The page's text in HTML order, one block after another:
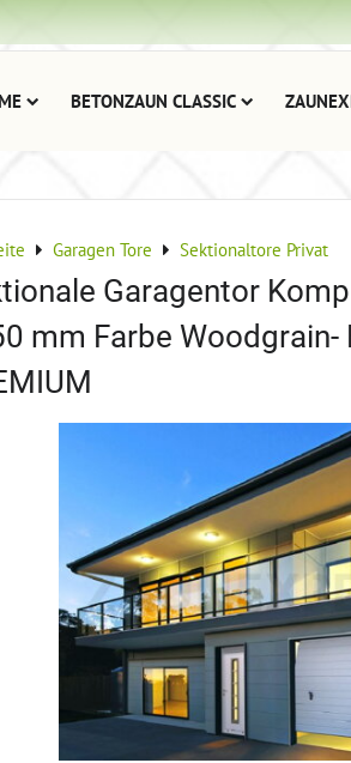
BETONZAUN CLASSIC
Garagen Tore Sektionaltore Privat
Garagentor
mm Farbe Woodgrain-